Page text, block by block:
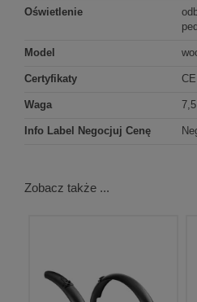
Oświetlenie
Model
Certyfikaty
Waga
Info Label Negocjuj Cenę
Zobacz także ...